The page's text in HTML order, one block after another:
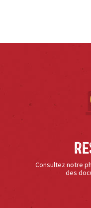
Consultez notre
des